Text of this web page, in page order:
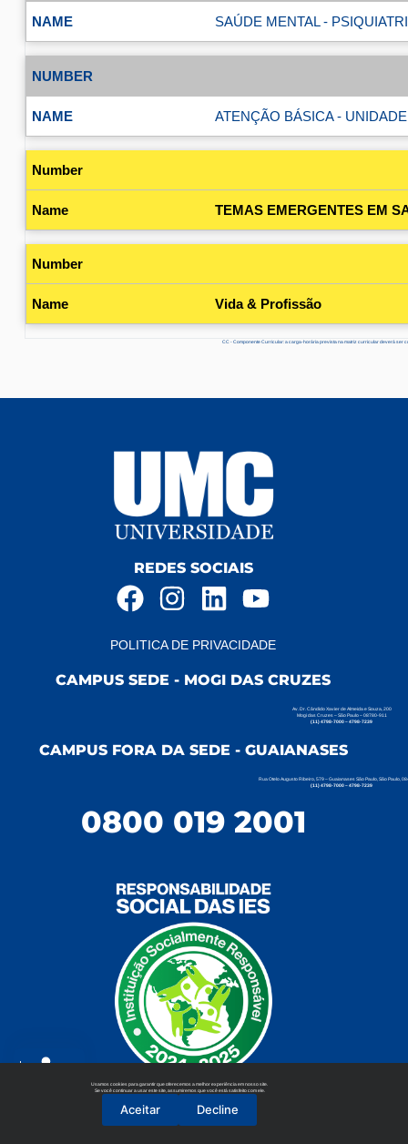
Usamos cookies para garantir que oferecemos a melhor experiência em nosso site.
Se você continuar a usar este site, assumiremos que você está satisfeito com ele.
Aceitar Decline
SAÚDE MENTAL -
ATENÇÃO BÁSICA -
TEMAS EMERGENTES EM
Vida & Profissão
CC - Componente Curricular: a carga-horária prevista na matriz curricular deverá ser
REDES SOCIAIS
POLITICA DE PRIVACIDADE
CAMPUS SEDE - MOGI DAS CRUZES
Av. Dr. Cândido Xavier de Almeida e Souza, 200
Mogi das Cruzes – São Paulo – 08780-911
(11) 4798-7000 – 4798-7239
CAMPUS FORA DA SEDE - GUAIANASES
Rua Otelo Augusto Ribeiro, 579 – Guaianases São Paulo, São Paulo,
(11) 4798-7000 – 4798-7239
0800 019 2001